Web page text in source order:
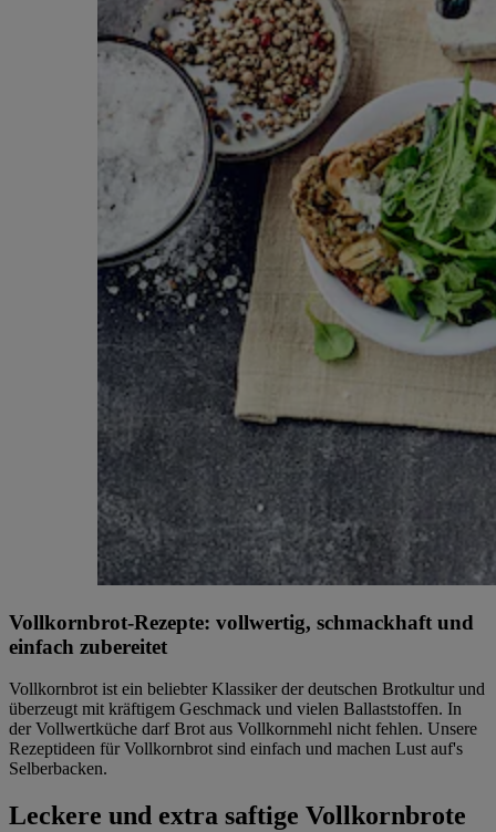
Vollkornbrot-Rezepte: vollwertig, schmackhaft und
einfach zubereitet
Vollkornbrot ist ein beliebter Klassiker der deutschen Brotkultur und
überzeugt mit kräftigem Geschmack und vielen Ballaststoffen. In
der Vollwertküche darf Brot aus Vollkornmehl nicht fehlen. Unsere
Rezeptideen für Vollkornbrot sind einfach und machen Lust auf's
Selberbacken.
Leckere und extra saftige Vollkornbrote